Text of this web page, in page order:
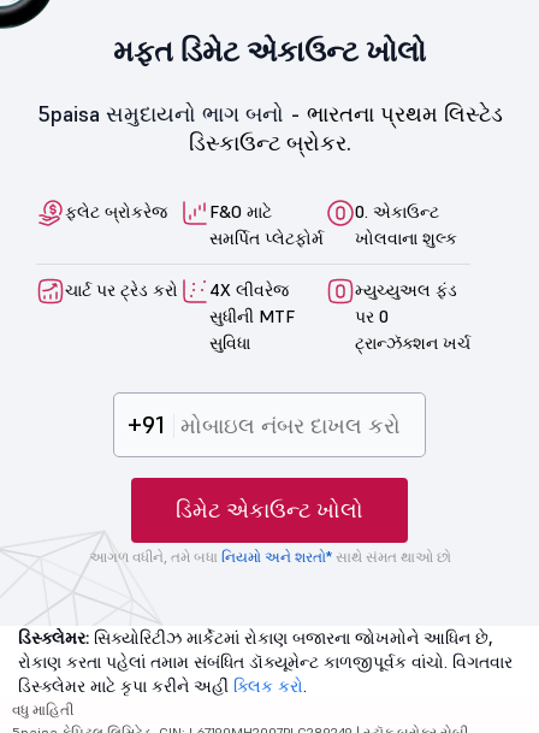
મફત ડિમેટ એકાઉન્ટ ખોલો
5paisa સમુદાયનો ભાગ બનો - ભારતના પ્રથમ લિસ્ટેડ
ડિસ્કાઉન્ટ બ્રોકર.
ફ્લેટ બ્રોકરેજ
F&O માટે
સમર્પિત પ્લેટફોર્મ
0. એકાઉન્ટ
ખોલવાના શુલ્ક
ચાર્ટ પર ટ્રેડ કરો
4X લીવરેજ
સુધીની MTF
સુવિધા
મ્યુચ્યુઅલ ફંડ
પર 0
ટ્રાન્ઝૅક્શન ખર્ચ
+91
ડિમેટ એકાઉન્ટ ખોલો
આગળ વધીને, તમે બધા નિયમો અને શરતો*સાથે સંમત થાઓ છો
ડિસ્ક્લેમર: સિક્યોરિટીઝ માર્કેટમાં રોકાણ બજારના જોખમોને આધિન છે,
રોકાણ કરતા પહેલાં તમામ સંબંધિત ડૉક્યૂમેન્ટ કાળજીપૂર્વક વાંચો. વિગતવાર
ડિસ્ક્લેમર માટે કૃપા કરીને અહીં ક્લિક કરો.
વધુ માહિતી